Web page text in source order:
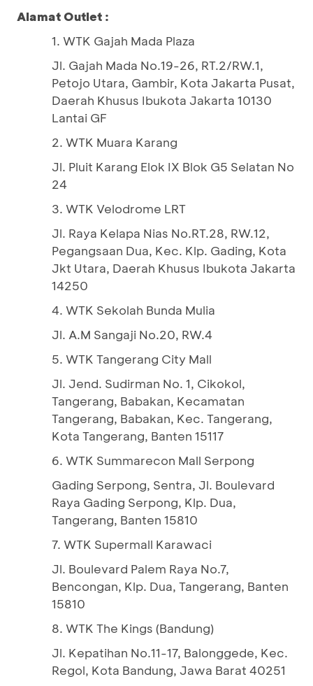
Alamat Outlet :
1. WTK Gajah Mada Plaza
Jl. Gajah Mada No.19-26, RT.2/RW.1,
Petojo Utara, Gambir, Kota Jakarta Pusat,
Daerah Khusus Ibukota Jakarta 10130
Lantai GF
2. WTK Muara Karang
Jl. Pluit Karang Elok IX Blok G5 Selatan No
24
3. WTK Velodrome LRT
Jl. Raya Kelapa Nias No.RT.28, RW.12,
Pegangsaan Dua, Kec. Klp. Gading, Kota
Jkt Utara, Daerah Khusus Ibukota Jakarta
14250
4. WTK Sekolah Bunda Mulia
Jl. A.M Sangaji No.20, RW.4
5. WTK Tangerang City Mall
Jl. Jend. Sudirman No. 1, Cikokol,
Tangerang, Babakan, Kecamatan
Tangerang, Babakan, Kec. Tangerang,
Kota Tangerang, Banten 15117
6. WTK Summarecon Mall Serpong
Gading Serpong, Sentra, Jl. Boulevard
Raya Gading Serpong, Klp. Dua,
Tangerang, Banten 15810
7. WTK Supermall Karawaci
Jl. Boulevard Palem Raya No.7,
Bencongan, Klp. Dua, Tangerang, Banten
15810
8. WTK The Kings (Bandung)
Jl. Kepatihan No.11-17, Balonggede, Kec.
Regol, Kota Bandung, Jawa Barat 40251